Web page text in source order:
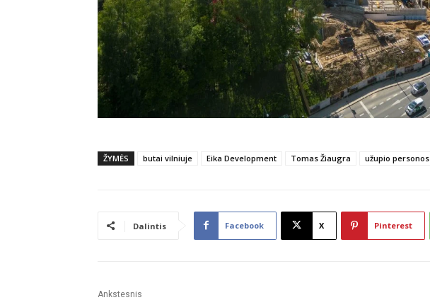
ŽYMĖS butai vilniuje Eika Development Tomas Žiaugra užupio personos
Dalintis Facebook X Pinterest
Ankstesnis